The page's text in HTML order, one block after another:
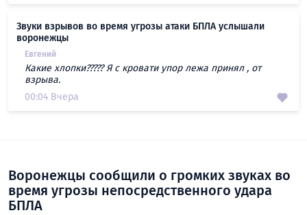
Звуки взрывов во время угрозы атаки БПЛА услышали
воронежцы
Евгений
Какие хлопки????? Я с кровати упор лежа принял , от
взрыва.
00:04 Вчера
Воронежцы сообщили о громких звуках во
время угрозы непосредственного удара
БПЛА